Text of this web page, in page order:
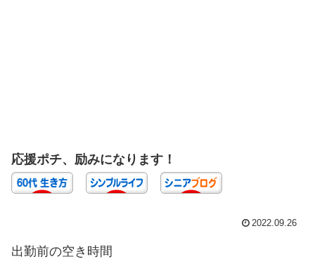
応援ポチ、励みになります！
2022.09.26
出勤前の空き時間